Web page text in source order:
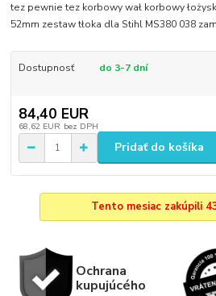
tez pewnie tez korbowy wał korbowy
52mm zestaw tłoka dla Stihl MS380 038
Dostupnosť do 3-7 dní
84,40 EUR
68,62 EUR bez DPH
Pridať do košíka
Tento mesiac zakúpili
Ochrana
kupujúcého